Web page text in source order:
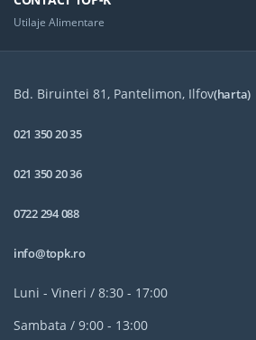
Nivele
Greutate Echipamente: 25 Kg.
Utilaje Alimentare
Bd. Biruintei 81, Pantelimon, Ilfov(harta)
021 350 20 35
021 350 20 36
0722 294 088
info@topk.ro
Luni - Vineri / 8:30 - 17:00
Sambata / 9:00 - 13:00